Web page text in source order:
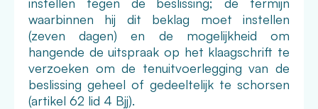
waarbinnen hij dit beklag moet instellen
(zeven dagen) en de mogelijkheid om
hangende de uitspraak op het klaagschrift te
verzoeken om de tenuitvoerlegging van de
beslissing geheel of gedeeltelijk te schorsen
(artikel 62 lid 4 Bjj).